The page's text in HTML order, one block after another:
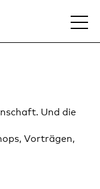
Und die
Vorträgen,